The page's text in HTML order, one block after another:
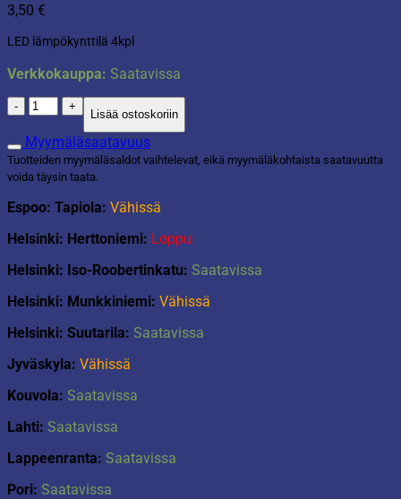
3,50 €
LED lämpökynttilä 4kpl
Verkkokauppa: Saatavissa
LED
tuikkukynttilä
4kpl
määrä
Lisää ostoskoriin
Myymäläsaatavuus
Tuotteiden myymäläsaldot vaihtelevat, eikä myymäläkohtaista saatavuutta
voida täysin taata.
Espoo: Tapiola: Vähissä
Helsinki: Herttoniemi: Loppu
Helsinki: Iso-Roobertinkatu: Saatavissa
Helsinki: Munkkiniemi: Vähissä
Helsinki: Suutarila: Saatavissa
Jyväskyla: Vähissä
Kouvola: Saatavissa
Lahti: Saatavissa
Lappeenranta: Saatavissa
Pori: Saatavissa